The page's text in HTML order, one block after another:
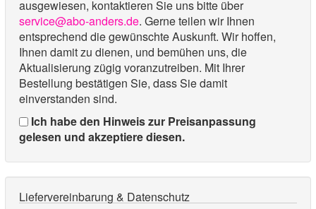
ausgewiesen, kontaktieren Sie uns bitte über
service@abo-anders.de. Gerne teilen wir Ihnen
entsprechend die gewünschte Auskunft. Wir hoffen,
Ihnen damit zu dienen, und bemühen uns, die
Aktualisierung zügig voranzutreiben. Mit Ihrer
Bestellung bestätigen Sie, dass Sie damit
einverstanden sind.
Ich habe den Hinweis zur Preisanpassung
gelesen und akzeptiere diesen.
Liefervereinbarung & Datenschutz